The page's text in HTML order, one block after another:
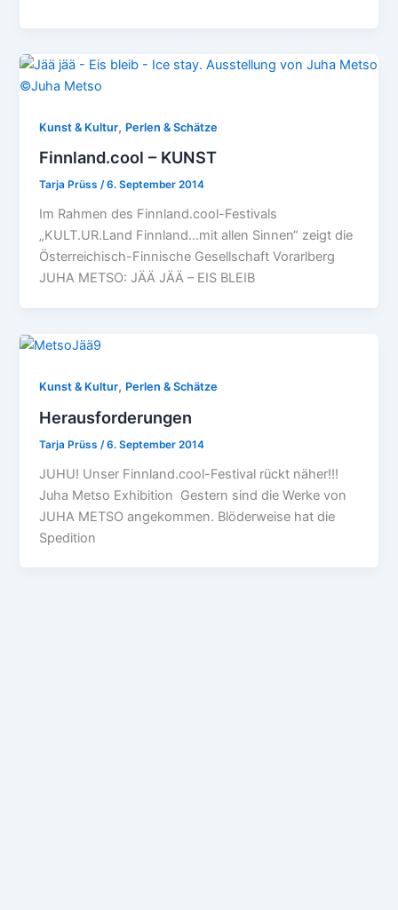
Kunst & Kultur, Perlen & Schätze
Finnland.cool – KUNST
Tarja Prüss/6. September 2014
Im Rahmen des Finnland.cool-Festivals
„KULT.UR.Land Finnland…mit allen Sinnen“ zeigt die
Österreichisch-Finnische Gesellschaft Vorarlberg
JUHA METSO: JÄÄ JÄÄ – EIS BLEIB
Kunst & Kultur, Perlen & Schätze
Herausforderungen
Tarja Prüss /6. September 2014
JUHU! Unser Finnland.cool-Festival rückt näher!!!
Juha Metso Exhibition Gestern sind die Werke von
JUHA METSO angekommen. Blöderweise hat die
Spedition